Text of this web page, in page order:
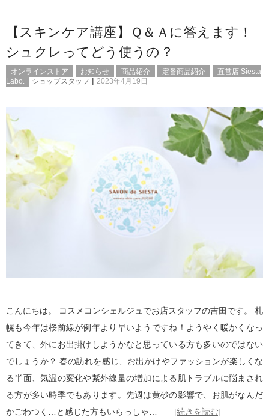
【スキンケア講座】Ｑ＆Ａに答えます！
シュクレってどう使うの？
オンラインストア お知らせ 商品紹介 定番商品紹介
直営店 Siesta
Labo.
ショップスタッフ | 2023年4月19日
こんにちは。 コスメコンシェルジュでお店スタッフの吉田です。 札
幌も今年は桜前線が例年より早いようですね！ようやく暖かくなっ
てきて、外にお出掛けしようかなと思っている方も多いのではない
でしょうか？ 春の訪れを感じ、お出かけやファッションが楽しくな
る半面、気温の変化や紫外線量の増加による肌トラブルに悩まされ
る方が多い時季でもあります。先週は黄砂の影響で、お肌がなんだ
かごわつく…と感じた方もいらっしゃ… [続きを読む]